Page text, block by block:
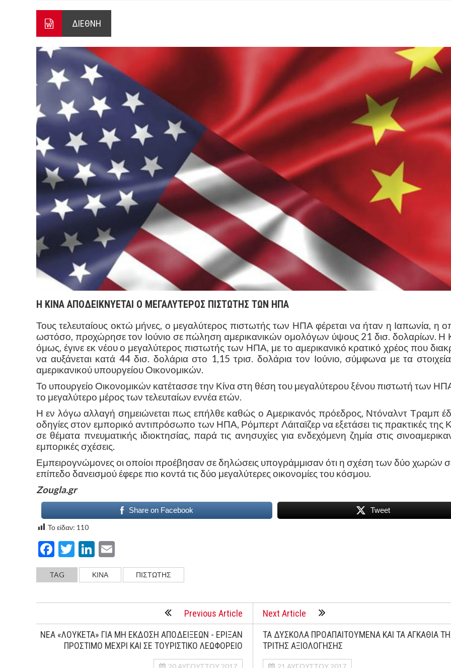
Ο Πάνος Αβραμόπουλος στο MEGA NEWS – «NOW» με τον Βασίλη Σφήνα 3-8-26 !
ΔΙΕΘΝΗ
Η ΚΙΝΑ ΑΠΟΔΕΙΚΝΥΕΤΑΙ Ο ΜΕΓΑΛΥΤΕΡΟΣ ΠΙΣΤΩΤΗΣ ΤΩΝ ΗΠΑ
Τους τελευταίους οκτώ μήνες, ο μεγαλύτερος πιστωτής των ΗΠΑ φέρεται να ήταν η Ιαπωνία, η
ωστόσο, προχώρησε τον Ιούνιο σε πώληση αμερικανικών ομολόγων ύψους 21 δισ. δολαρίων. Η
όμως, έγινε εκ νέου ο μεγαλύτερος πιστωτής των ΗΠΑ, με το αμερικανικό κρατικό χρέος που
να αυξάνεται κατά 44 δισ. δολάρια στο 1,15 τρισ. δολάρια τον Ιούνιο, σύμφωνα με τα
αμερικανικού υπουργείου Οικονομικών.
Το υπουργείο Οικονομικών κατέτασσε την Κίνα στη θέση του μεγαλύτερου ξένου πιστωτή των
το μεγαλύτερο μέρος των τελευταίων εννέα ετών.
Η εν λόγω αλλαγή σημειώνεται πως επήλθε καθώς ο Αμερικανός πρόεδρος, Ντόναλντ Τραμπ
οδηγίες στον εμπορικό αντιπρόσωπο των ΗΠΑ, Ρόμπερτ Λάιταϊζερ να εξετάσει τις πρακτικές της
σε θέματα πνευματικής ιδιοκτησίας, παρά τις ανησυχίες για ενδεχόμενη ζημία στις
εμπορικές σχέσεις.
Εμπειρογνώμονες οι οποίοι προέβησαν σε δηλώσεις υπογράμμισαν ότι η σχέση των δύο χωρών
επίπεδο δανεισμού έφερε πιο κοντά τις δύο μεγαλύτερες οικονομίες του κόσμου.
Zougla.gr
Share on Facebook
Tweet
Το είδαν: 110
Facebook
TwitterLinkedIn
TAG ΚΙΝΑ ΠΙΣΤΩΤΗΣ
Previous Article
ΝΕΑ «ΛΟΥΚΕΤΑ» ΓΙΑ ΜΗ ΕΚΔΟΣΗ ΑΠΟΔΕΙΞΕΩΝ - ΕΡΙΞΑΝ
ΠΡΟΣΤΙΜΟ ΜΕΧΡΙ ΚΑΙ ΣΕ ΤΟΥΡΙΣΤΙΚΟ ΛΕΩΦΟΡΕΙΟ
Next Article
ΤΑ ΔΥΣΚΟΛΑ ΠΡΟΑΠΑΙΤΟΥΜΕΝΑ ΚΑΙ ΤΑ ΑΓΚΑΘΙΑ
ΤΡΙΤΗΣ ΑΞΙΟΛΟΓΗΣΗΣ